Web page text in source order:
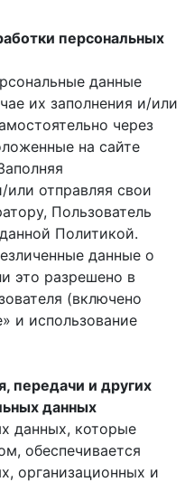
персональных
данные
их заполнения и/или
через
на сайте
отправляя свои
Пользователь
Политикой.
данные о
это разрешено в
(включено
и использование
передачи и других
данных
данных, которые
обеспечивается
организационных и